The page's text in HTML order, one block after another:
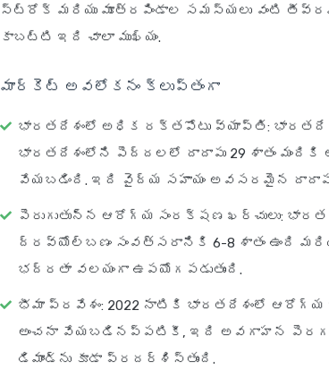
స్ట్రోక్ మరియు మూత్రపిండాల సమస్యలు వంటి
కాబట్టి ఇది చాలా ముఖ్యం.
మార్కెట్ అవలోకనం క్లుప్తంగా
భారతదేశంలో అధిక రక్తపోటు వ్యాప్తి:
భారతదేశంలోని పెద్దలలో దాదాపు 29 శాతం మందికి
వేయబడింది. ఇది వైద్య సహాయం అవసరమైన దాదాపు
పెరుగుతున్న ఆరోగ్య సంరక్షణ ఖర్చులు:
ద్రవ్యోల్బణం సంవత్సరానికి 6-8 శాతం ఉంది
భద్రతా వలయంగా ఉపయోగపడుతుంది.
భీమా ప్రవేశం: 2022 నాటికి భారతదేశంలో ఆరోగ్య
అంచనా వేయబడినప్పటికీ, ఇది అవగాహన
డిమాండ్‌ను కూడా ప్రదర్శిస్తుంది.